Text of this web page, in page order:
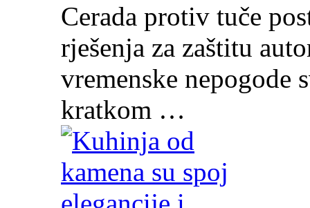
Cerada protiv tuče
rješenja za zaštitu
vremenske nepogode
kratkom …